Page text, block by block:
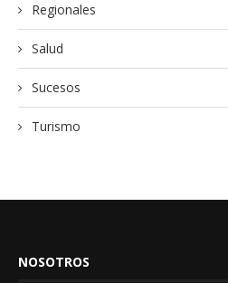
Regionales
Salud
Sucesos
Turismo
NOSOTROS